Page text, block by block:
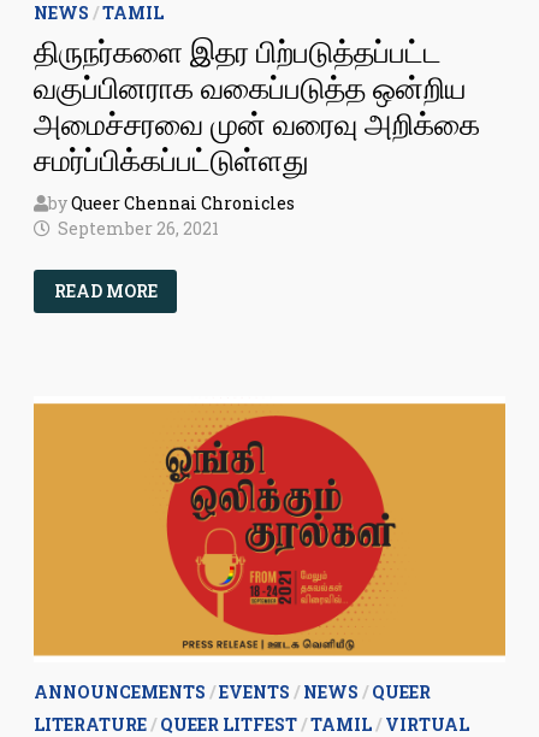
NEWS /TAMIL
திருநர்களை இதர பிற்படுத்தப்பட்ட
வகுப்பினராக வகைப்படுத்த ஒன்றிய
அமைச்சரவை முன் வரைவு அறிக்கை
சமர்ப்பிக்கப்பட்டுள்ளது
byQueer Chennai Chronicles
September 26, 2021
திருநர்களை
இதர
பிற்படுத்தப்பட்ட
முன்
சமர்ப்பிக்கப்பட்டுள்ளது
READ MORE
ANNOUNCEMENTS /EVENTS /NEWS /QUEER
LITERATURE/QUEER LITFEST/TAMIL/VIRTUAL